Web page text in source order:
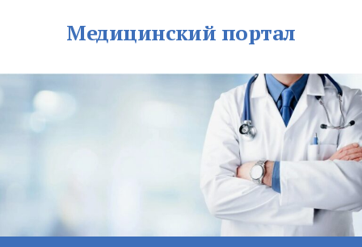
Медицинский портал